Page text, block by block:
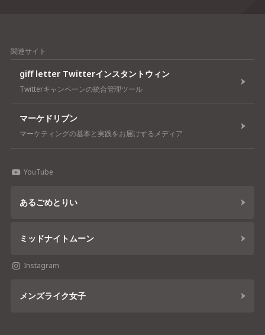
関連サイト
giff letter Twitterインスタントウィン
Twitterキャンペーンの統合管理ツール
マーケドリブン
マーケティングの基本と実践をお届けするメディア
YouTube
あるごめとりい
ミッドナイトムーン
Instagram
メンズライク女子